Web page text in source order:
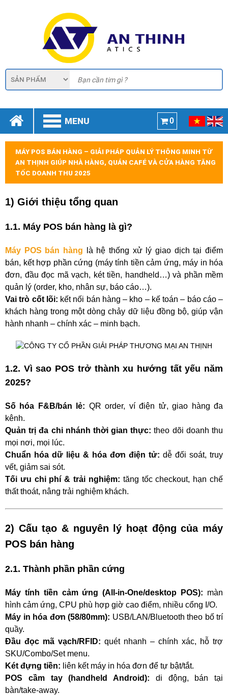
MENU 0
MÁY POS BÁN HÀNG – GIẢI PHÁP QUẢN LÝ THÔNG MINH TỪ
AN THỊNH GIÚP NHÀ HÀNG, QUÁN CAFÉ VÀ CỬA HÀNG TĂNG
TỐC DOANH THU 2025
1) Giới thiệu tổng quan
1.1. Máy POS bán hàng là gì?
Máy POS bán hàng là hệ thống xử lý giao dịch tại điểm
bán, kết hợp phần cứng (máy tính tiền cảm ứng, máy in hóa
đơn, đầu đọc mã vạch, két tiền, handheld…) và phần mềm
quản lý (order, kho, nhân sự, báo cáo…).
Vai trò cốt lõi: kết nối bán hàng – kho – kế toán – báo cáo –
khách hàng trong một dòng chảy dữ liệu đồng bộ, giúp vận
hành nhanh – chính xác – minh bạch.
1.2. Vì sao POS trở thành xu hướng tất yếu năm
2025?
Số hóa F&B/bán lẻ: QR order, ví điện tử, giao hàng đa
kênh.
Quản trị đa chi nhánh thời gian thực:theo dõi doanh thu
mọi nơi, mọi lúc.
Chuẩn hóa dữ liệu & hóa đơn điện tử: dễ đối soát, truy
vết, giảm sai sót.
Tối ưu chi phí & trải nghiệm: tăng tốc checkout, hạn chế
thất thoát, nâng trải nghiệm khách.
2) Cấu tạo & nguyên lý hoạt động của máy
POS bán hàng
2.1. Thành phần phần cứng
Máy tính tiền cảm ứng (All-in-One/desktop POS): màn
hình cảm ứng, CPU phù hợp giờ cao điểm, nhiều cổng I/O.
Máy in hóa đơn (58/80mm): USB/LAN/Bluetooth theo bố trí
quầy.
Đầu đọc mã vạch/RFID: quét nhanh – chính xác, hỗ trợ
SKU/Combo/Set menu.
Két đựng tiền: liên kết máy in hóa đơn để tự bật/tắt.
POS cầm tay (handheld Android): di động, bán tại
bàn/take-away.